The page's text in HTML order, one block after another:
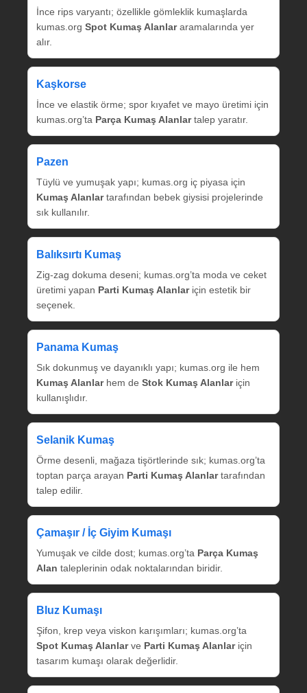
İnce rips varyantı; özellikle gömleklik kumaşlarda
kumas.org Spot Kumaş Alanlararamalarında yer
alır.
Kaşkorse
İnce ve elastik örme; spor kıyafet ve mayo üretimi için
kumas.org’ta Parça Kumaş Alanlartalep yaratır.
Pazen
Tüylü ve yumuşak yapı; kumas.org iç piyasa için
Kumaş Alanlartarafından bebek giysisi projelerinde
sık kullanılır.
Balıksırtı Kumaş
Zig‑zag dokuma deseni; kumas.org’ta moda ve ceket
üretimi yapan Parti Kumaş Alanlariçin estetik bir
seçenek.
Panama Kumaş
Sık dokunmuş ve dayanıklı yapı; kumas.org ile hem
Kumaş Alanlarhem de Stok Kumaş Alanlariçin
kullanışlıdır.
Selanik Kumaş
Örme desenli, mağaza tişörtlerinde sık; kumas.org’ta
toptan parça arayan Parti Kumaş Alanlartarafından
talep edilir.
Çamaşır / İç Giyim Kumaşı
Yumuşak ve cilde dost; kumas.org’ta Parça Kumaş
Alan taleplerinin odak noktalarından biridir.
Bluz Kumaşı
Şifon, krep veya viskon karışımları; kumas.org’ta
Spot Kumaş Alanlarve Parti Kumaş Alanlariçin
tasarım kumaşı olarak değerlidir.